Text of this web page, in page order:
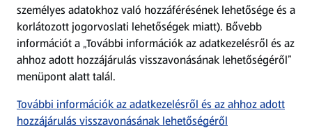
Szervizpont
(új oldalon nyílik meg)
Fedezz fel minket az interneten!
Töltsd le az ALDI Magyarország applikációt!
személyes adatokhoz való hozzáférésének lehetősége és a
korlátozott jogorvoslati lehetőségek miatt). Bővebb
információt a „További információk az adatkezelésről és az
ahhoz adott hozzájárulás visszavonásának lehetőségéről”
menüpont alatt talál.
További információk az adatkezelésről és az ahhoz adott
hozzájárulás visszavonásának lehetőségéről